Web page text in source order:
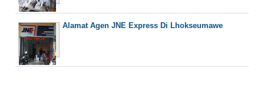
Alamat Agen JNE Express Di Lhokseumawe